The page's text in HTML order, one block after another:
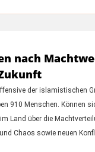
nach
der islamistischen
910 Menschen. Können
Land über die
Chaos sowie neuen